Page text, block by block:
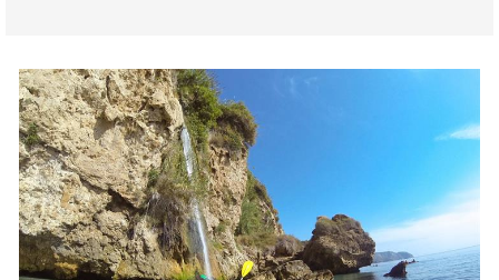
Dzieci i rodzina
Gdzie Najlepiej
Jedzenie & Restauracje
Lokalne wydarzenia
Muzeum & Sztuka
Nocne życie
Przyroda i plener
Sport i przygoda